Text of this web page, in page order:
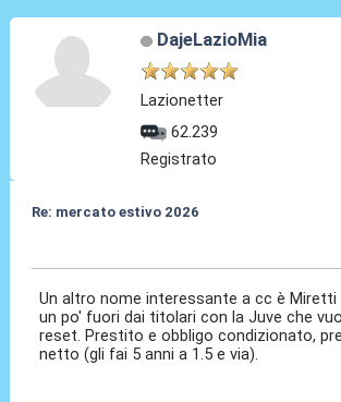
DajeLazioMia
Lazionetter
62.239
Registrato
Re: mercato estivo 2026
Un altro nome interessante a cc è Miretti
un po' fuori dai titolari con la Juve che
reset. Prestito e obbligo condizionato,
netto (gli fai 5 anni a 1.5 e via).